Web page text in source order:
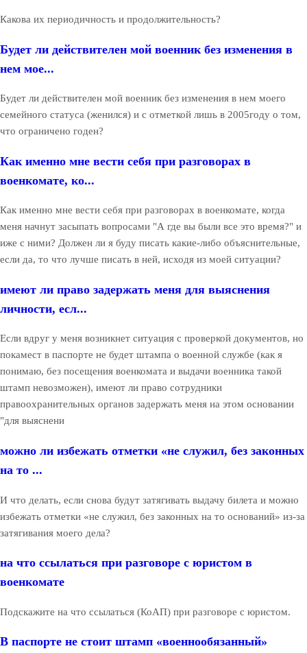
Какова их периодичность и продолжительность?
Будет ли действителен мой военник без изменения в
нем мое...
Будет ли действителен мой военник без изменения в нем моего
семейного статуса (женился) и с отметкой лишь в 2005году о том,
что ограничено годен?
Как именно мне вести себя при разговорах в
военкомате, ко...
Как именно мне вести себя при разговорах в военкомате, когда
меня начнут засыпать вопросами "А где вы были все это время?" и
иже с ними? Должен ли я буду писать какие-либо объяснительные,
если да, то что лучше писать в ней, исходя из моей ситуации?
имеют ли право задержать меня для выяснения
личности, есл...
Если вдруг у меня возникнет ситуация с проверкой документов, но
покамест в паспорте не будет штампа о военной службе (как я
понимаю, без посещения военкомата и выдачи военника такой
штамп невозможен), имеют ли право сотрудники
правоохранительных органов задержать меня на этом основании
"для выяснени
можно ли избежать отметки «не служил, без законных
на то ...
И что делать, если снова будут затягивать выдачу билета и можно
избежать отметки «не служил, без законных на то оснований» из-за
затягивания моего дела?
на что ссылаться при разговоре с юристом в
военкомате
Подскажите на что ссылаться (КоАП) при разговоре с юристом.
В паспорте не стоит штамп «военнообязанный»